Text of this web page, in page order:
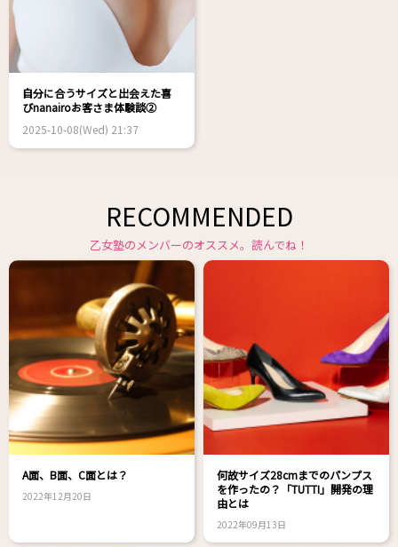
自分に合うサイズと出会えた喜
び――nanairoお客さま体験談②
2025-10-08(Wed) 21:37
RECOMMENDED
乙女塾のメンバーのオススメ。読んでね！
A面、B面、C面とは？
2022年12月20日
何故サイズ28cmまでのパンプス
を作ったの？「TUTTI」開発の理
由とは
2022年09月13日